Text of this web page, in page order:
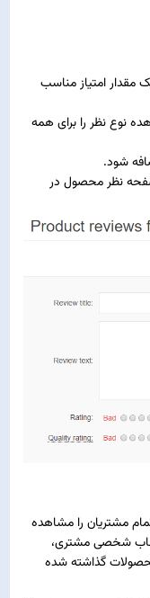
مقدار امتیاز مناسب
نوع نظر را برای همه
شود.
صفحه نظر محصول در
مشتریان را مشاهده
شخصی مشتری،
گذاشته شده